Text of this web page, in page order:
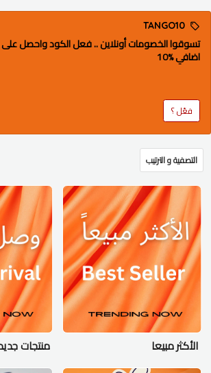
TANGO10
تسوقوا الخصومات أونلاين .. فعل الكود واحصل
اضافي %10
فعّل ؟
التصفية و الترتيب
الأكثر مبيعا منتجات